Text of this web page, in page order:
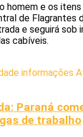
homem e os
de Flagrantes
e seguirá sob
cabíveis.
informações
Paraná
de trabalho